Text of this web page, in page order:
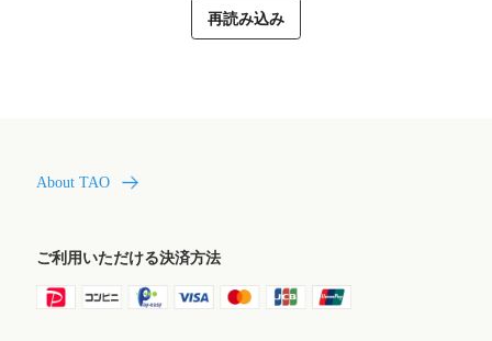
再読み込み
About TAO
ご利用いただける決済方法